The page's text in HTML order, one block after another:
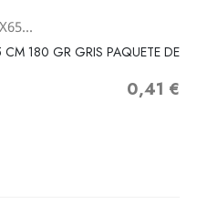
CM 180 GR GRIS PAQUETE DE
Precio
0,41 €